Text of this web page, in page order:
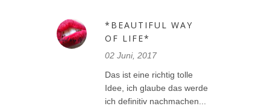
*BEAUTIFUL WAY
OF LIFE*
02 Juni, 2017
Das ist eine richtig tolle
Idee, ich glaube das werde
ich definitiv nachmachen...